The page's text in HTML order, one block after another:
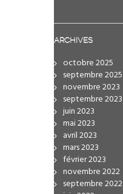
ARCHIVES
octobre 2025
septembre 2025
novembre 2023
septembre 2023
juin 2023
mai 2023
avril 2023
mars 2023
février 2023
novembre 2022
septembre 2022